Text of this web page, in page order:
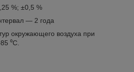
%; ±0,5 %
— 2 года
окружающего воздуха при
⁰С.